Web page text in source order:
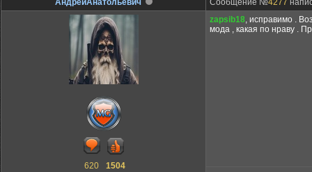
АндрейАнатольевич Сообщение №4277
620 1504
zapsib18, исправимо .
мода , какая по нраву .